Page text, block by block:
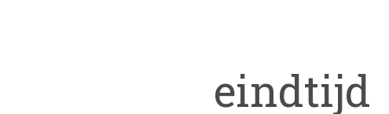
eindtijd